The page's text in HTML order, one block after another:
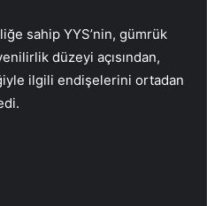
sahip YYS’nin, gümrük
düzeyi açısından,
ilgili endişelerini ortadan